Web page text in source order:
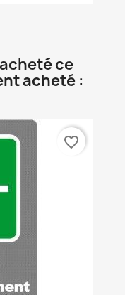
ce
acheté :
favorite_border